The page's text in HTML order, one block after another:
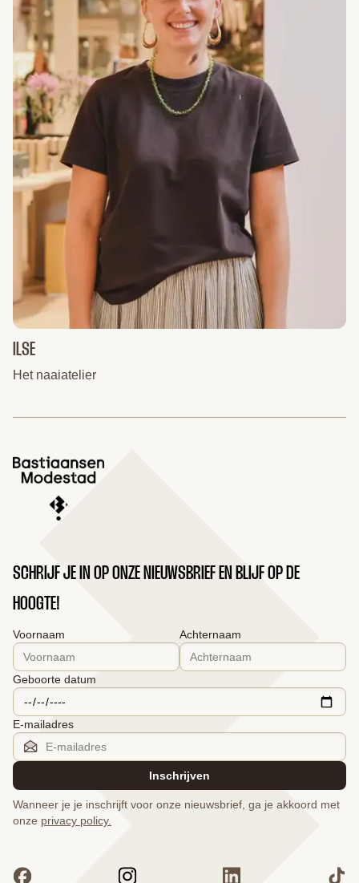
ILSE
Het naaiatelier
SCHRIJF JE IN OP ONZE NIEUWSBRIEF EN BLIJF OP DE
HOOGTE!
Voornaam Achternaam
Geboorte datum
E-mailadres
Inschrijven
Wanneer je je inschrijft voor onze nieuwsbrief, ga je akkoord met
onze privacy policy.